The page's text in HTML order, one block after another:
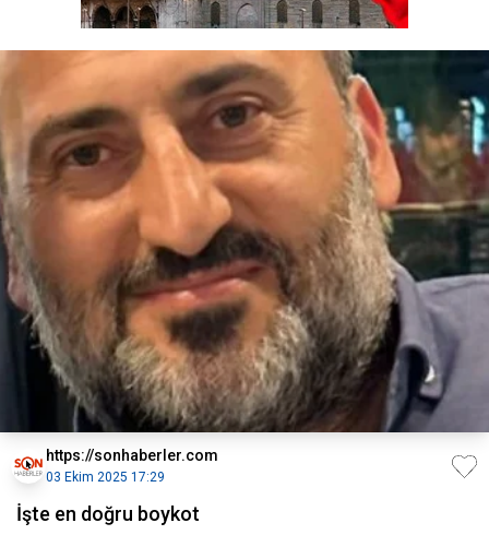
https://sonhaberler.com
03 Ekim 2025 17:29
İşte en doğru boykot